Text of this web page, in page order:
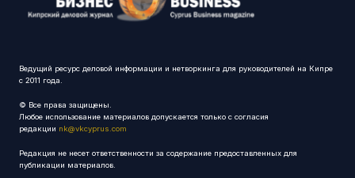
Ведущий ресурс деловой информации и нетворкинга для руководителей на Кипре
с 2011 года.
© Все права защищены.
Любое использование материалов допускается только с согласия
редакции nk@vkcyprus.com
Редакция не несет ответственности за содержание предоставленных для
публикации материалов.